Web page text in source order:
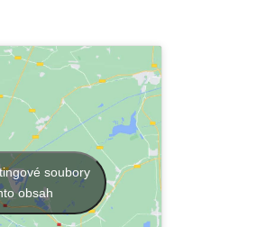
soubory
obsah